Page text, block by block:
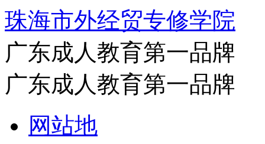
珠海市外经贸专修学院
广东成人教育第一品牌
广东成人教育第一品牌
网站地